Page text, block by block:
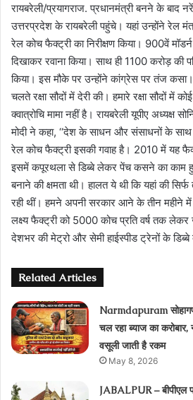
रायबरेली/प्रयागराज. प्रधानमंत्री बनने के बाद
उत्तरप्रदेश के रायबरेली पहुंचे। यहां उन्होंने रेल
रेल कोच फैक्ट्री का निरीक्षण किया। 900वें
दिखाकर रवाना किया। साथ ही 1100 करोड़ की
किया। इस मौके पर उन्होंने कांग्रेस पर तंज
चलते रक्षा सौदों में देरी की। हमारे रक्षा सौदों में
क्वात्रोचि मामा नहीं है। रायबरेली यूपीए अध्यक्ष
मोदी ने कहा, ‘‘देश के साधन और संसाधनों के
रेल कोच फैक्ट्री इसकी गवाह है। 2010 में यह
इसमें कपूरथला से डिब्बे लेकर पेंच कसने का
बनाने की क्षमता थी। हालत ये थी कि यहां की
रही थीं। हमने अपनी सरकार आने के तीन महीने में
लक्ष्य फैक्ट्री को 5000 कोच प्रति वर्ष तक लेकर
देशभर की मेट्रो और सेमी हाईस्पीड ट्रेनों के
Related Articles
Narmdapuram
चल रहा ब्‍याज का
वसूली जाती है रकम
May 8, 2026
JABALPUR – बीपीएल